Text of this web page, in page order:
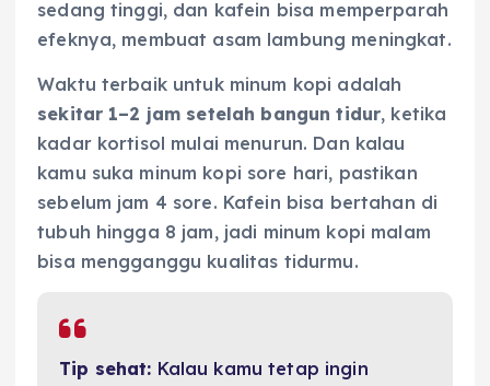
sedang tinggi, dan kafein bisa memperparah
efeknya, membuat asam lambung meningkat.
Waktu terbaik untuk minum kopi adalah
sekitar 1–2 jam setelah bangun tidur, ketika
kadar kortisol mulai menurun. Dan kalau
kamu suka minum kopi sore hari, pastikan
sebelum jam 4 sore. Kafein bisa bertahan di
tubuh hingga 8 jam, jadi minum kopi malam
bisa mengganggu kualitas tidurmu.
Tip sehat: Kalau kamu tetap ingin